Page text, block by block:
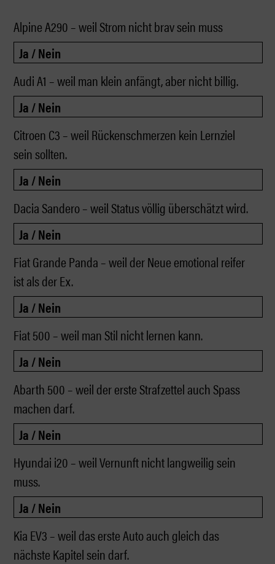
Alpine A290 – weil Strom nicht brav sein muss
Audi A1 – weil man klein anfängt, aber nicht billig.
Citroen C3 – weil Rückenschmerzen kein Lernziel
sein sollten.
Dacia Sandero – weil Status völlig überschätzt wird.
Fiat Grande Panda – weil der Neue emotional reifer
ist als der Ex.
Fiat 500 – weil man Stil nicht lernen kann.
Abarth 500 – weil der erste Strafzettel auch Spass
machen darf.
Hyundai i20 – weil Vernunft nicht langweilig sein
muss.
Kia EV3 – weil das erste Auto auch gleich das
nächste Kapitel sein darf.